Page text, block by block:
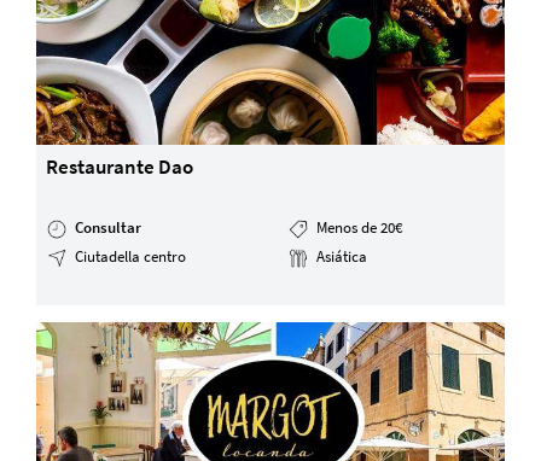
Restaurante Dao
Consultar
Menos de 20€
Ciutadella centro
Asiática